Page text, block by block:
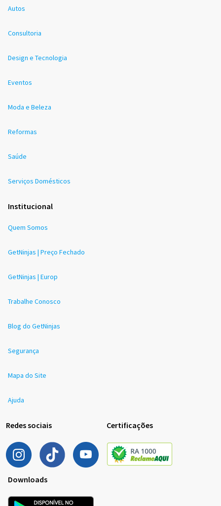
Autos
Consultoria
Design e Tecnologia
Eventos
Moda e Beleza
Reformas
Saúde
Serviços Domésticos
Institucional
Quem Somos
GetNinjas | Preço Fechado
GetNinjas | Europ
Trabalhe Conosco
Blog do GetNinjas
Segurança
Mapa do Site
Ajuda
Redes sociais Certificações
Downloads